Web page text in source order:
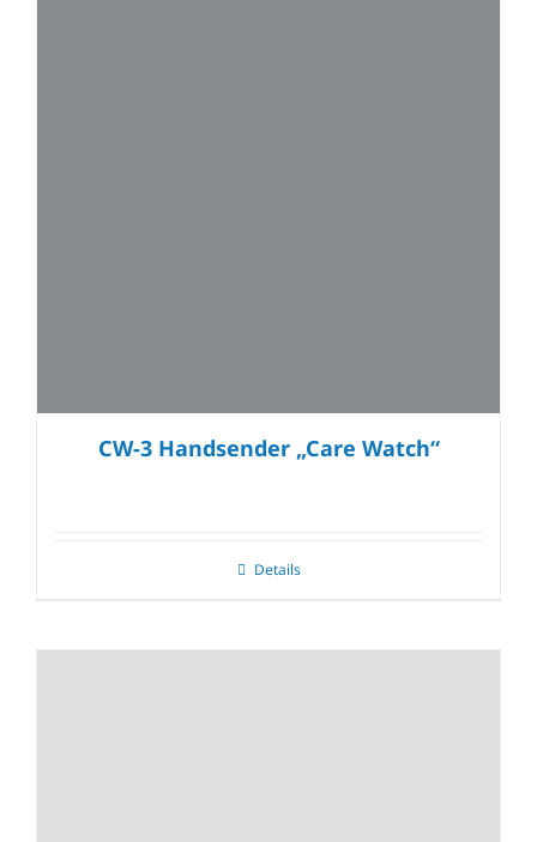
CW-3 Handsender „Care Watch“
Details